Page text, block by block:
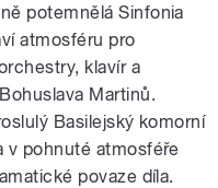
potemnělá Sinfonia
atmosféru pro
klavír a
Martinů.
Basilejský komorní
v pohnuté atmosféře
povaze díla.